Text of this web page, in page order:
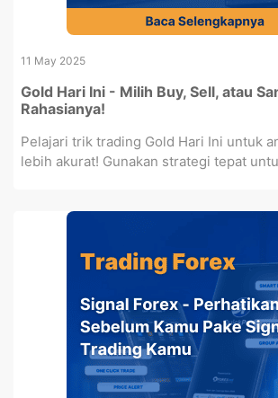
11 May 2025
Gold Hari Ini - Milih Buy, Sell, atau
Rahasianya!
Pelajari trik trading Gold Hari Ini untuk
lebih akurat! Gunakan strategi tepat